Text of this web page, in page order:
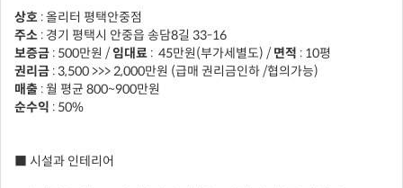
상호 : 올리터 평택안중점
주소 : 경기 평택시 안중읍 송담8길 33-16
보증금 : 500만원 /임대료 : 45만원(부가세별도) / 면적 : 10평
권리금 : 3,500 >>> 2,000만원 (급매 권리금인하 /협의가능)
매출 : 월 평균 800~900만원
순수익 : 50%
■ 시설과 인테리어